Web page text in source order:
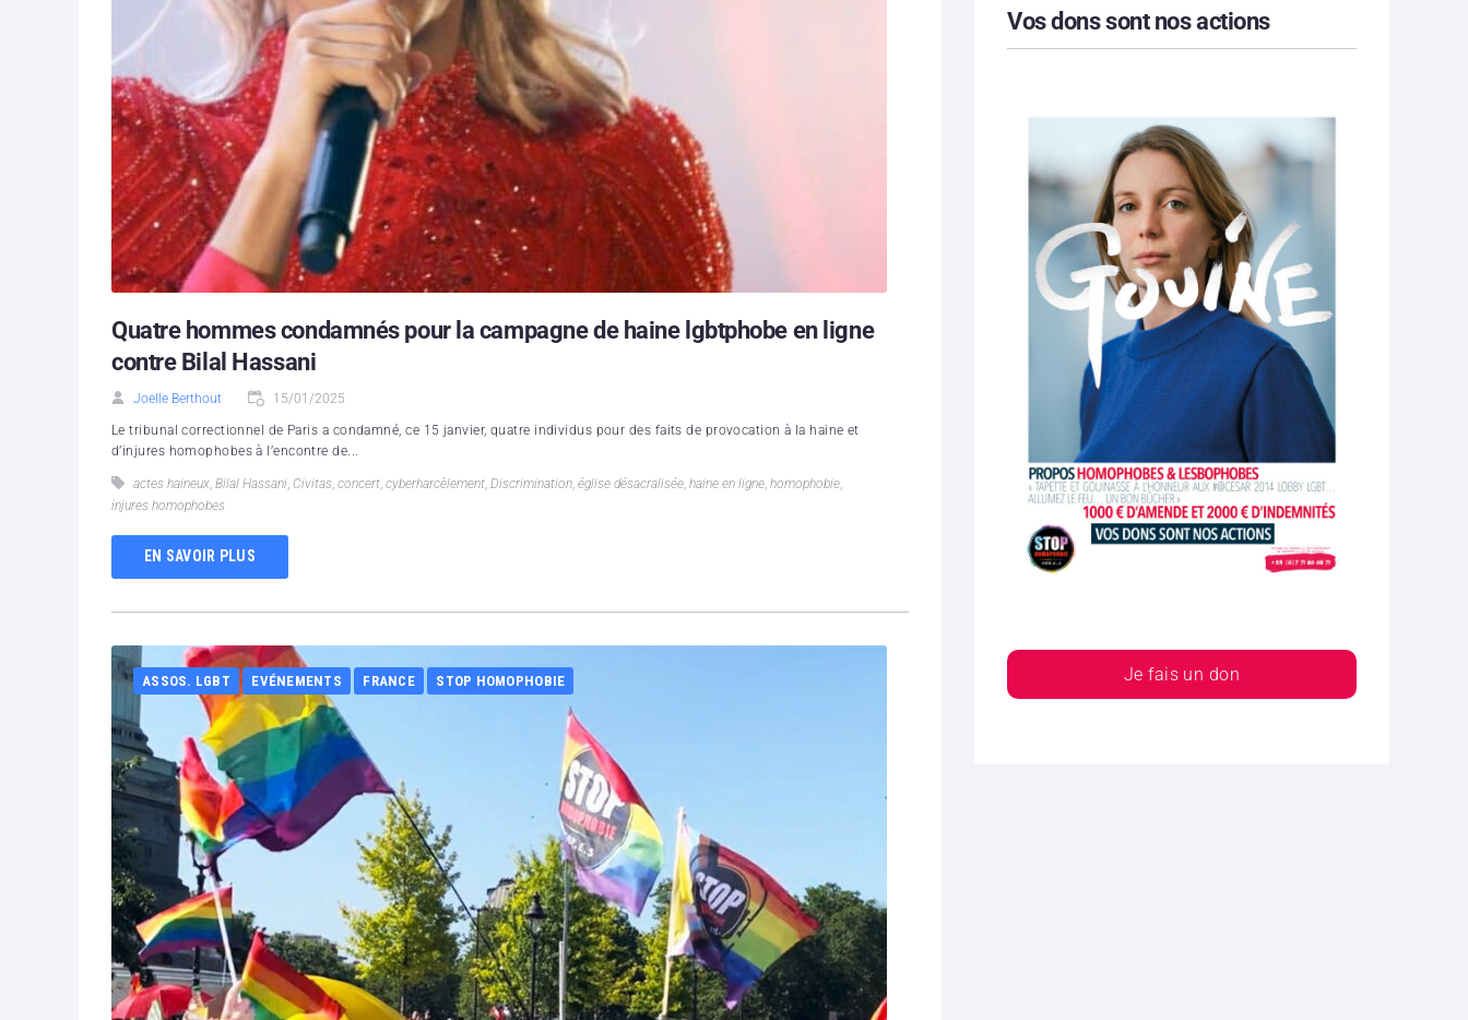
Quatre hommes condamnés pour la campagne de haine lgbtphobe en ligne
contre Bilal Hassani
Joelle Berthout 15/01/2025
Le tribunal correctionnel de Paris a condamné, ce 15 janvier, quatre individus pour des faits de provocation à la haine et
d’injures homophobes à l’encontre de...
actes haineux, Bilal Hassani, Civitas, concert, cyberharcèlement, Discrimination, église désacralisée, haine en ligne, homophobie,
injures homophobes
EN SAVOIR PLUS
ASSOS. LGBT EVÉNEMENTS FRANCE STOP HOMOPHOBIE
Vos dons sont nos actions
Je fais un don